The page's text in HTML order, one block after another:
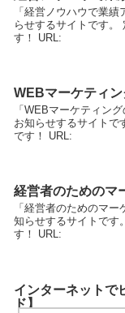
「経営ノウハウで業
らせするサイトです。
す！ URL:
WEBマーケティン
「WEBマーケティン
お知らせするサイトで
です！ URL:
経営者のためのマ
「経営者のためのマ
知らせするサイトです
す！ URL:
インターネットで
ド】